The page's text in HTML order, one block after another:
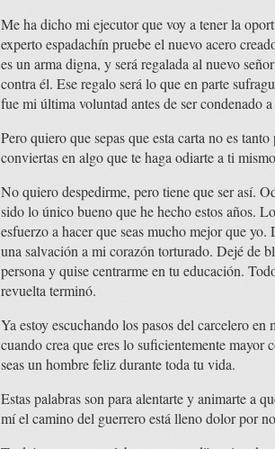
Me ha dicho mi ejecutor que voy a tener la
experto espadachín pruebe el nuevo acero
es un arma digna, y será regalada al nuevo
contra él. Ese regalo será lo que en parte
fue mi última voluntad antes de ser condenado
Pero quiero que sepas que esta carta no es
conviertas en algo que te haga odiarte a ti
No quiero despedirme, pero tiene que ser así.
sido lo único bueno que he hecho estos años.
esfuerzo a hacer que seas mucho mejor que
una salvación a mi corazón torturado. Dejé de
persona y quise centrarme en tu educación.
revuelta terminó.
Ya estoy escuchando los pasos del carcelero
cuando crea que eres lo suficientemente mayor
seas un hombre feliz durante toda tu vida.
Estas palabras son para alentarte y animarte a
mí el camino del guerrero está lleno dolor por